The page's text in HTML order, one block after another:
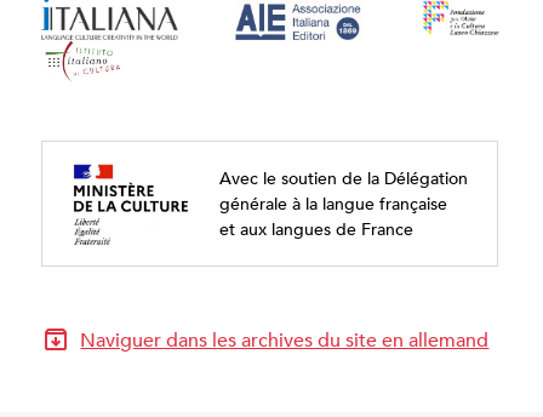
Avec le soutien de la Délégation
générale à la langue française
et aux langues de France
Naviguer dans les archives du site en allemand